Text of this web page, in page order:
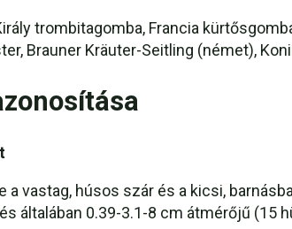
kagylógomba
a következő módon készítsük el: 1:
Eryngii gomba chilis mangó mártással
és a tészta összekeverése: Sózott
fokhagymával: Ropogósra sült eryngii
a következő receptek alapján
trombitagomba, Francia
Brauner Kräuter-Seitling (német),
a vastag, húsos szár és a kicsi,
általában 0.39-3.1-8 cm átmérőjű (15